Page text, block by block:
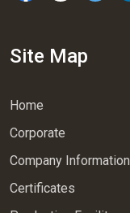
Site Map
Home
Corporate
Company Information
Certificates